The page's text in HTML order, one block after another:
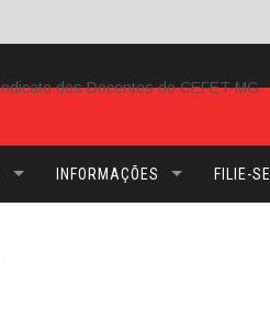
INFORMAÇÕES FILIE-SE